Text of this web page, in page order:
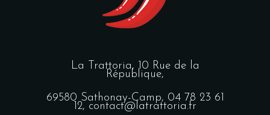
La Trattoria, 10 Rue de la
République,
69580 Sathonay-Camp, 04 78 23 61
12, contact@latrattoria.fr